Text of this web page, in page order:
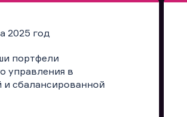
2025 год
портфели
управления в
сбалансированной